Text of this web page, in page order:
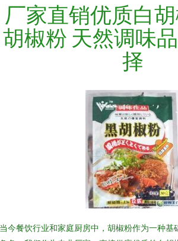
厂家直销优质白
胡椒粉 天然调味
择
今餐饮行业和家庭厨房中，胡椒粉作为一种基